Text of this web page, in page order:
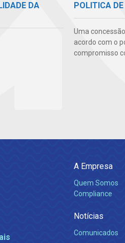
DA
POLITICA
Uma
acordo com o
compromisso
A Empresa
Quem Somos
Compliance
Notícias
Comunicados